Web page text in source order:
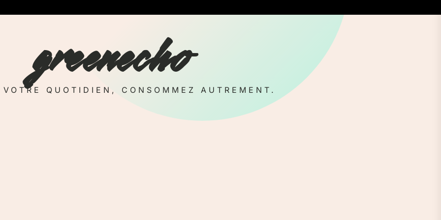
greenecho
QUOTIDIEN, CONSOMMEZ AUTREMENT.